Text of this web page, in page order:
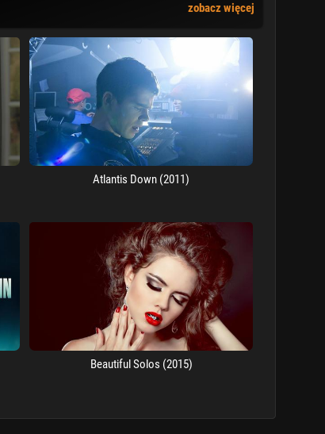
zobacz więcej
Atlantis Down (2011)
Beautiful Solos (2015)